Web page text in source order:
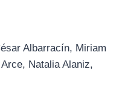
Albarracín, Miriam
Natalia Alaniz,